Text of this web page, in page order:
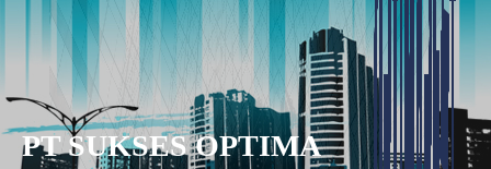
PT SUKSES OPTIMA